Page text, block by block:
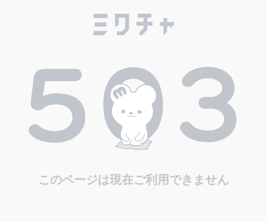
このページは現在ご利用できません